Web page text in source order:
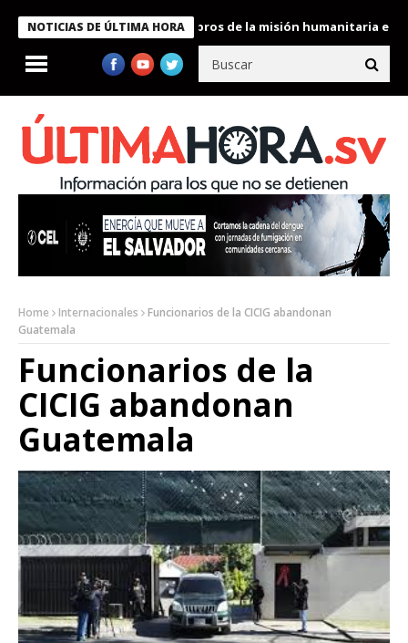
NOTICIAS DE ÚLTIMA HORA
Bukele condecora a miembros de la misión humanitaria enviada
Home Internacionales
Funcionarios de la CICIG abandonan
Guatemala
Funcionarios de la
CICIG abandonan
Guatemala